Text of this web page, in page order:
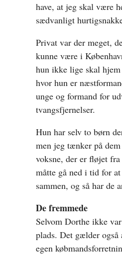
have, at jeg skal være
sædvanligt
Privat var der meget,
kunne være i
hun ikke lige skal
hvor hun er
unge og formand for
tvangsfjernelser.
Hun har selv to børn
men jeg tænker på
voksne, der er fløjet
måtte gå ned i tid for
sammen, og så har de
De fremmede
Selvom Dorthe ikke
plads. Det gælder også
egen